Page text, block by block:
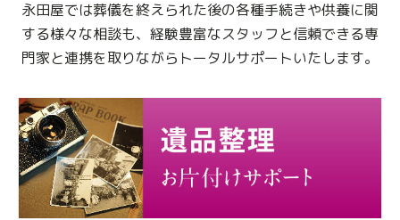
永田屋では葬儀を終えられた後の各種手続きや供養に関
する様々な相談も、 経験豊富なスタッフと信頼できる専
門家と連携を取りながらトータルサポートいたします。